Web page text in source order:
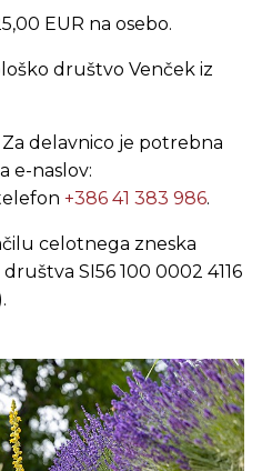
EUR na osebo.
društvo Venček iz
delavnico je potrebna
e-naslov:
+386 41 383 986.
celotnega zneska
SI56 100 0002 4116